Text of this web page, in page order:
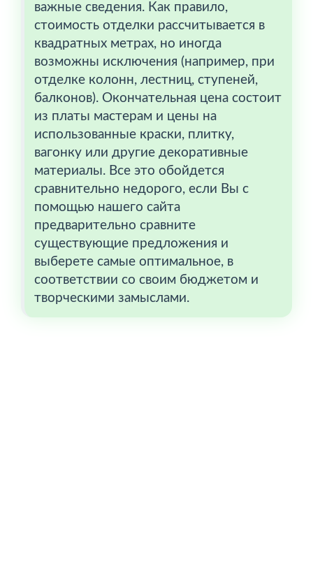
важные сведения. Как правило,
стоимость отделки рассчитывается в
квадратных метрах, но иногда
возможны исключения (например, при
отделке колонн, лестниц, ступеней,
балконов). Окончательная цена состоит
из платы мастерам и цены на
использованные краски, плитку,
вагонку или другие декоративные
материалы. Все это обойдется
сравнительно недорого, если Вы с
помощью нашего сайта
предварительно сравните
существующие предложения и
выберете самые оптимальное, в
соответствии со своим бюджетом и
творческими замыслами.